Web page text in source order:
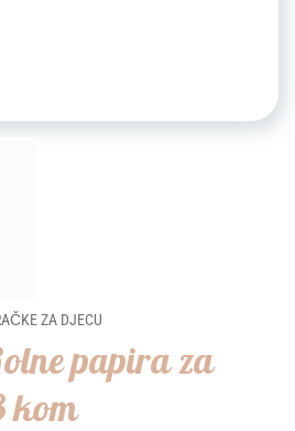
ZA DJECU
papira za
kom